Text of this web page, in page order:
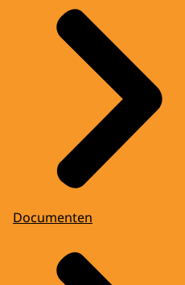
Documenten